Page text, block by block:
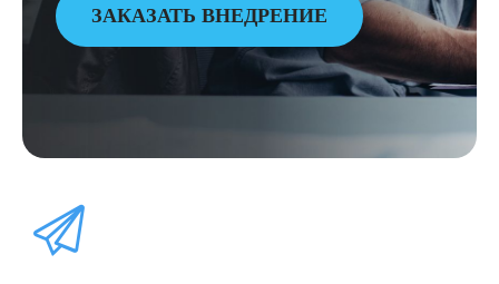
ЗАКАЗАТЬ ВНЕДРЕНИЕ